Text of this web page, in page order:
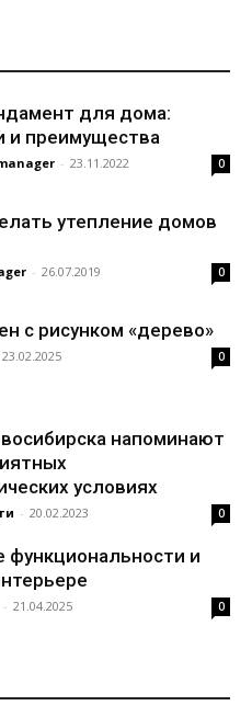
для дома:
и преимущества
- 23.11.2022 0
утепление домов
- 26.07.2019 0
с рисунком «дерево»
23.02.2025 0
напоминают
условиях
- 20.02.2023 0
и
- 21.04.2025 0